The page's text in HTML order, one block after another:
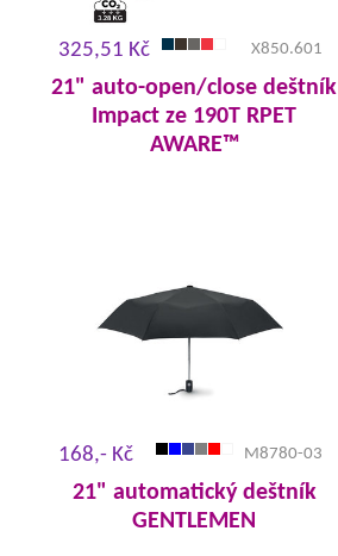
325,51 Kč X850.601
21" auto-open/close deštník
Impact ze 190T RPET
AWARE™
168,- Kč M8780-03
21" automatický deštník
GENTLEMEN